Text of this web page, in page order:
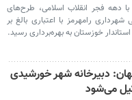
دهه فجر انقلاب اسلامی، طرح‌های
شهرداری رامهرمز با اعتباری بالغ بر
دبیرخانه شهر خورشیدی
می‌شود